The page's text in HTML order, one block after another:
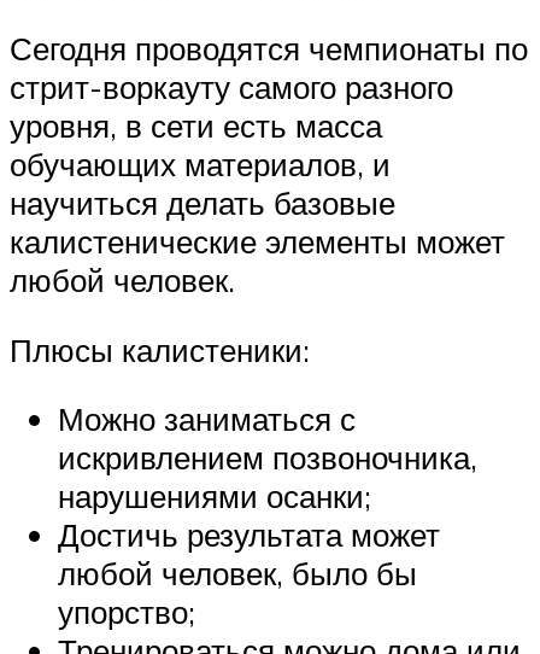
Сегодня проводятся чемпионаты по
стрит-воркауту самого разного
уровня, в сети есть масса
обучающих материалов, и
научиться делать базовые
калистенические элементы может
любой человек.
Плюсы калистеники:
Можно заниматься с
искривлением позвоночника,
нарушениями осанки;
Достичь результата может
любой человек, было бы
упорство;